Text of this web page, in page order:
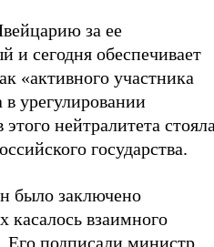
за ее
и сегодня обеспечивает
«активного участника
урегулировании
нейтралитета стояла
государства.
было заключено
касалось взаимного
Его подписали министр